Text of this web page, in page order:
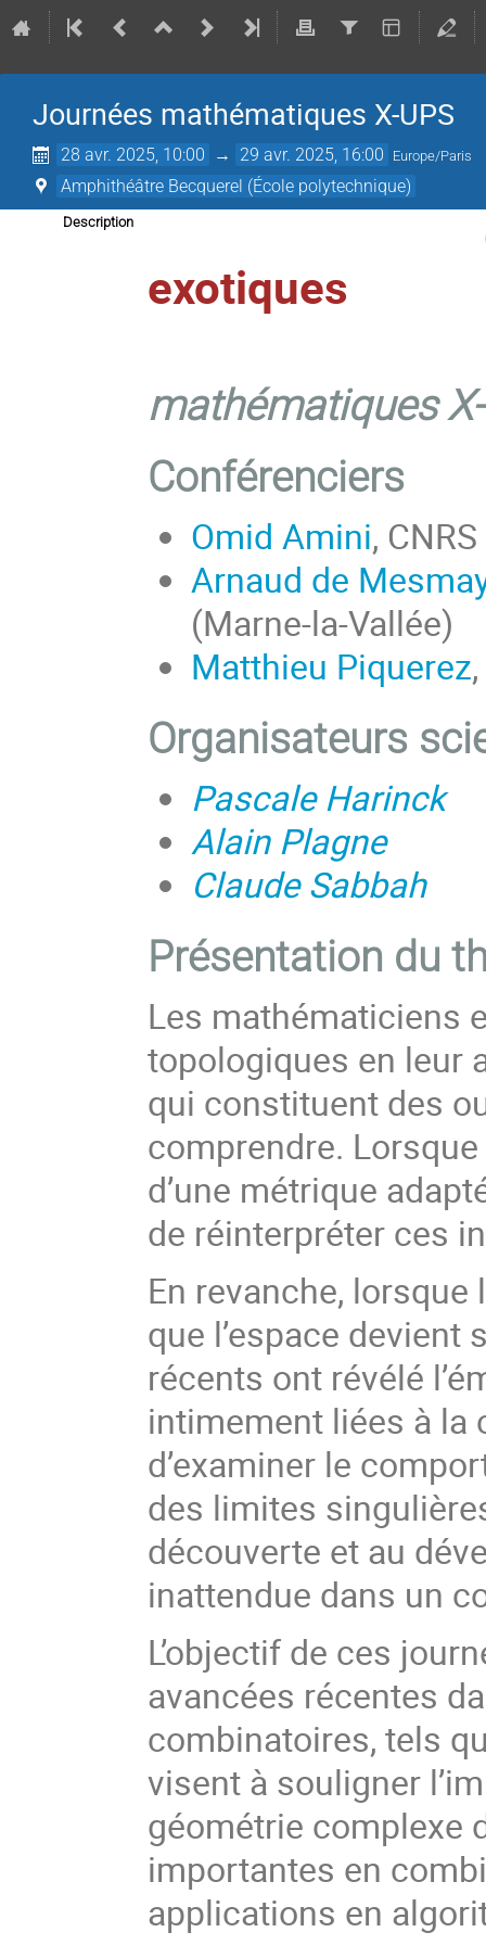
Journées mathématiques X-UPS
28 avr. 2025, 10:00 → 29 avr. 2025, 16:00 Europe/Paris
Amphithéâtre Becquerel (École polytechnique)
Description
exotiques
mathématiques
Conférenciers
Omid Amini,
Arnaud de
(Marne-la-Vallée)
Matthieu Piquerez
Organisateurs
Pascale Harinck
Alain Plagne
Claude Sabbah
Présentation du
Les mathématiciens
topologiques en leur
qui constituent des
comprendre.
d’une métrique
de réinterpréter ces
En revanche,
que l’espace devient
récents ont révélé
intimement liées à la
d’examiner le
des limites
découverte et au
inattendue dans un
L’objectif de ces
avancées récentes
combinatoires, tels
visent à souligner
géométrie complexe
importantes en
applications en